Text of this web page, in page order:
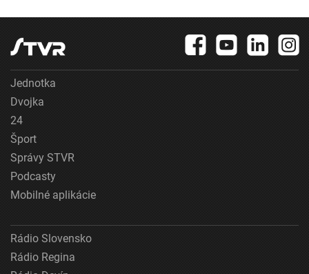
Jednotka
Dvojka
24
Šport
Správy STVR
Podcasty
Mobilné aplikácie
Rádio Slovensko
Rádio Regina